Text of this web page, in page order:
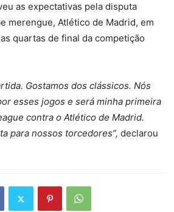
as expectativas pela disputa
merengue, Atlético de Madrid, em
quartas de final da competição
Gostamos dos clássicos. Nós
esses jogos e será minha primeira
contra o Atlético de Madrid.
para nossos torcedores”, declarou